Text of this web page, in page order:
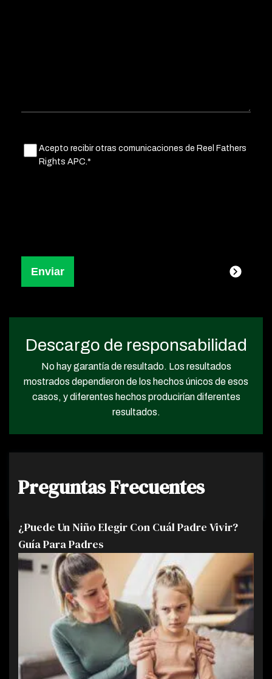
Untitled(Obligatorio)
Acepto recibir otras comunicaciones de Reel Fathers
Rights APC.*
Descargo de responsabilidad
No hay garantía de resultado. Los resultados
mostrados dependieron de los hechos únicos de esos
casos, y diferentes hechos producirían diferentes
resultados.
Preguntas Frecuentes
¿Puede Un Niño Elegir Con Cuál Padre Vivir?
Guía Para Padres